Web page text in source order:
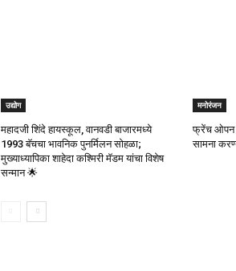
उद्योग
महादजी शिंदे हायस्कूल, वानवडी बाजारमध्ये
1993 बॅचचा भावनिक पुनर्मिलन सोहळा;
मुख्याध्यापिका शाहेदा कश्मिरी मॅडम यांचा विशेष
सन्मान 🌟
मनोरंजन
फ्रेंच ओपन
सामना